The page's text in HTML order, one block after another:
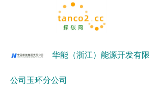
华能（浙江）能源开发有限
公司玉环分公司